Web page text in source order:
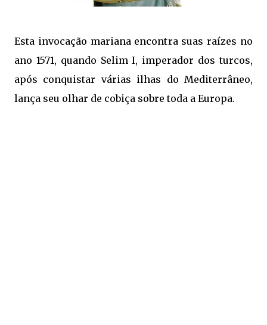
Esta invocação mariana encontra suas raízes no
ano 1571, quando Selim I, imperador dos turcos,
após conquistar várias ilhas do Mediterrâneo,
lança seu olhar de cobiça sobre toda a Europa.